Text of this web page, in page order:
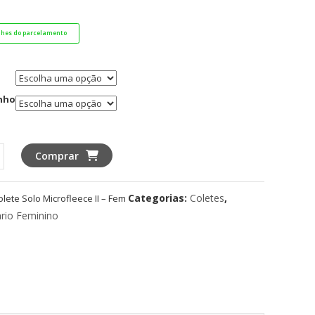
do parcelamento
Comprar
Solo Microfleece II – Fem Categorias: Coletes,
Feminino